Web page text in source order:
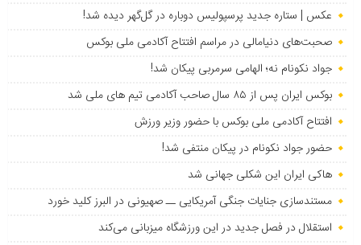
عکس | ستاره جدید پرسپولیس دوباره در گل‌گهر دیده شد!
صحبت‌های دنیامالی در مراسم افتتاح آکادمی ملی بوکس
جواد نکونام نه؛ الهامی سرمربی پیکان شد!
بوکس ایران پس از ۸۵ سال صاحب آکادمی تیم های ملی شد
افتتاح آکادمی ملی بوکس با حضور وزیر ورزش
حضور جواد نکونام در پیکان منتفی شد!
هاکی ایران این شکلی جهانی شد
مستندسازی جنایات جنگی آمریکایی ــ صهیونی در البرز کلید خورد
استقلال در فصل جدید در این ورزشگاه میزبانی می‌کند